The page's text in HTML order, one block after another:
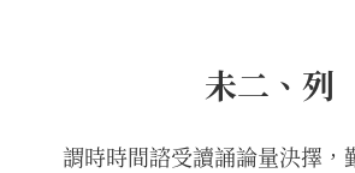
未二、列
謂時時間諮受讀誦論量決擇，